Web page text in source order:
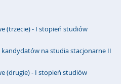
(trzecie) - I stopień studiów
na studia stacjonarne II
(drugie) - I stopień studiów